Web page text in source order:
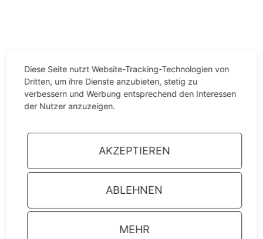
Was machen eine Male­rin und ein Foto-Desi­gner aus
Grenz­ach-Wyh­len, wenn sie vom Land Baden-Würt­
Jean­nette Frei dach­te sich: Wie wäre es, eine Hom­mage
Dar­aus ist „Farb­ge­dich­te“ ent­stan­den — ein Buch mit 27
lyri­schen Tex­ten und far­bi­gen Tuschezeichnungen.
Adel­heid Schell­horn liest aus den Farb­ge­dich­ten, der
Diese Seite nutzt Website-Tracking-Technologien von
Dritten, um ihre Dienste anzubieten, stetig zu
verbessern und Werbung entsprechend den Interessen
der Nutzer anzuzeigen.
AKZEPTIEREN
ABLEHNEN
MEHR